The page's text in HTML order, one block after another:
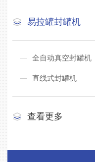
易拉罐封罐机
全自动真空封罐机
直线式封罐机
查看更多